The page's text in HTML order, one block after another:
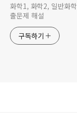
화학1, 화학2, 일반화
출문제 해설
구독하기